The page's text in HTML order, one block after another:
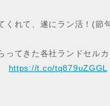
くれて、遂にラン活！(節
ってきた各社ランドセル
https://t.co/tq879uZGGL